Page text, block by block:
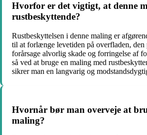
Hvorfor er det vigtigt, at denne
rustbeskyttende?
Rustbeskyttelsen i denne maling er
til at forlænge levetiden på overfladen, den
forårsage alvorlig skade og forringelse af
så ved at bruge en maling med
sikrer man en langvarig og
Hvornår bør man overveje at
maling?